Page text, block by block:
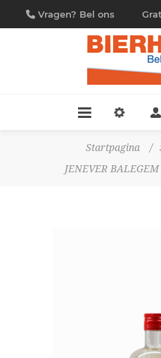
Vragen? Bel ons
09/230.88.44
Startpagina /
JENEVER